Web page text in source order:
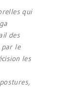
qui
des
par le
les